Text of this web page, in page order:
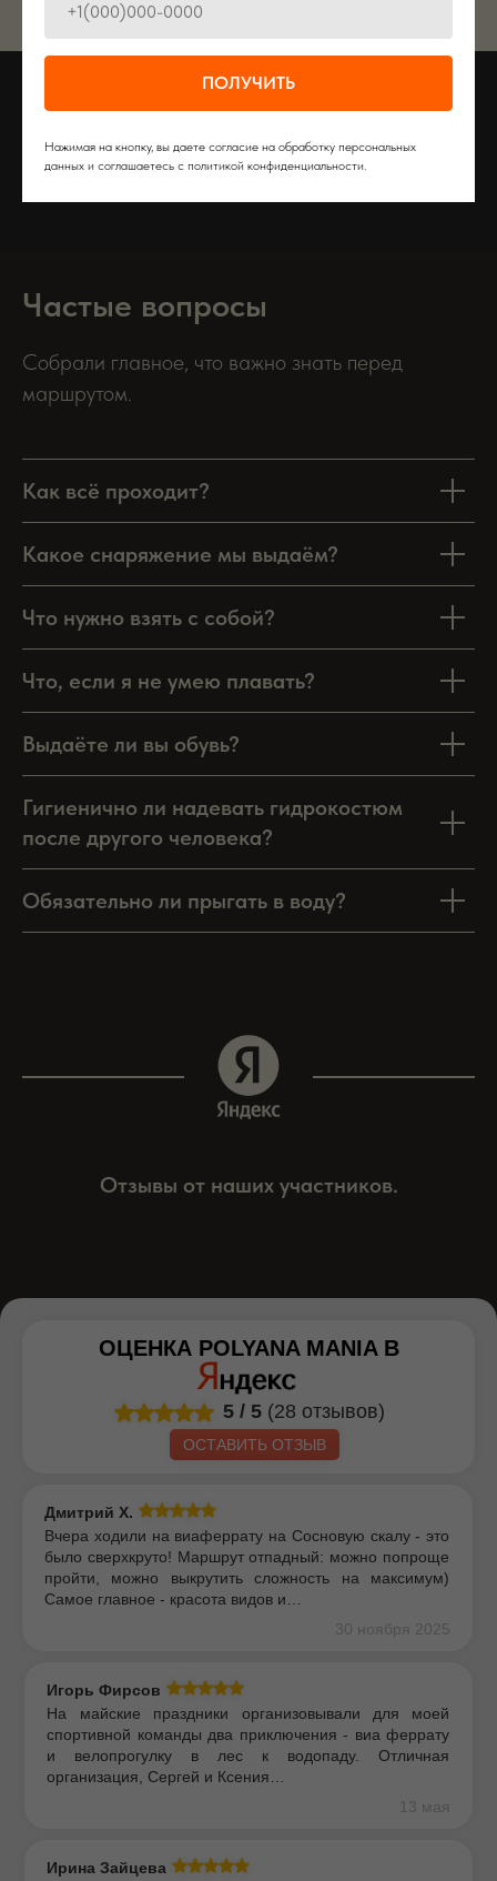
ПОЛУЧИТЬ
Нажимая на кнопку, вы даете согласие на обработку персональных
данных и соглашаетесь c политикой конфиденциальности.
Частые вопросы
Собрали главное, что важно знать перед
маршрутом.
Как всё проходит?
Какое снаряжение мы выдаём?
Что нужно взять с собой?
Что, если я не умею плавать?
Выдаёте ли вы обувь?
Гигиенично ли надевать гидрокостюм
после другого человека?
Обязательно ли прыгать в воду?
Отзывы от наших участников.
ОЦЕНКА POLYANA MANIAВ
5/ 5 (28 отзывов)
ОСТАВИТЬ ОТЗЫВ
Дмитрий Х.
Вчера ходили на виаферрату на Сосновую скалу - это
было сверхкруто! Маршрут отпадный: можно попроще
пройти, можно выкрутить сложность на максимум)
Самое главное - красота видов и…
30 ноября 2025
Игорь Фирсов
На майские праздники организовывали для моей
спортивной команды два приключения - виа феррату
и велопрогулку в лес к водопаду. Отличная
организация, Сергей и Ксения…
13 мая
Ирина Зайцева